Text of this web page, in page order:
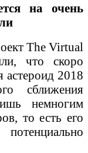
на очень
The Virtual
что скоро
астероид 2018
сближения
немногим
то есть его